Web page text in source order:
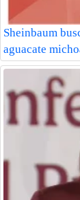
Sheinbaum
aguacate